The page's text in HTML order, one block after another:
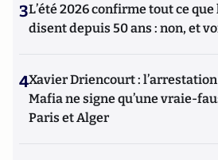
3L’été 2026 confirme tout ce
disent depuis 50 ans : non, et
4Xavier Driencourt :
Mafia ne signe qu’une vraie-
Paris et Alger